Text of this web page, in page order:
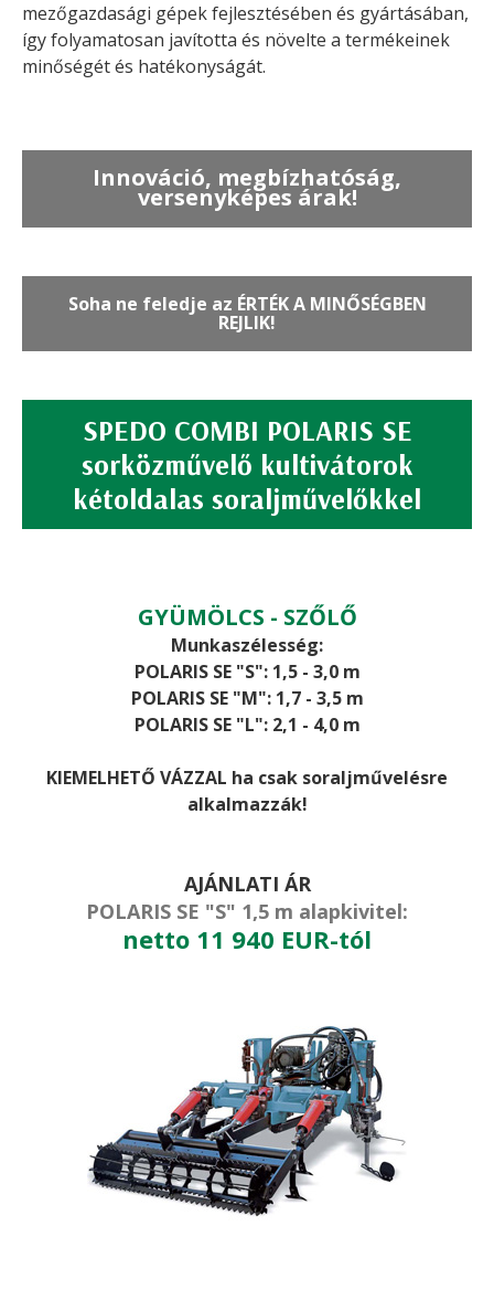
mezőgazdasági gépek fejlesztésében és gyártásában,
így folyamatosan javította és növelte a termékeinek
minőségét és hatékonyságát.
Innováció, megbízhatóság,
versenyképes árak!
Soha ne feledje az ÉRTÉK A MINŐSÉGBEN
REJLIK!
SPEDO COMBI POLARIS SE
sorközművelő kultivátorok
kétoldalas soraljművelőkkel
GYÜMÖLCS - SZŐLŐ
Munkaszélesség:
POLARIS SE "S": 1,5 - 3,0 m
POLARIS SE "M": 1,7 - 3,5 m
POLARIS SE "L": 2,1 - 4,0 m
KIEMELHETŐ VÁZZAL ha csak soraljművelésre
alkalmazzák!
AJÁNLATI ÁR
POLARIS SE "S" 1,5 m alapkivitel:
netto 11 940 EUR-tól